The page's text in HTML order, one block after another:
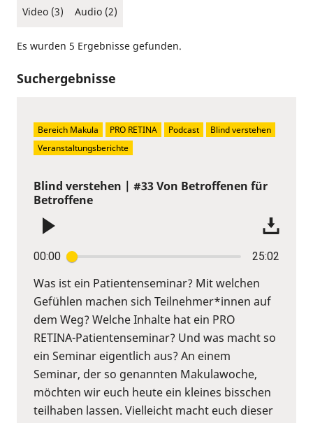
Video (3) Audio (2)
Es wurden 5 Ergebnisse gefunden.
Suchergebnisse
Blind verstehen | #33 Von Betroffenen für
Betroffene
00:00 25:02
Was ist ein Patientenseminar? Mit welchen
Gefühlen machen sich Teilnehmer*innen auf
dem Weg? Welche Inhalte hat ein PRO
RETINA-Patientenseminar? Und was macht so
ein Seminar eigentlich aus? An einem
Seminar, der so genannten Makulawoche,
möchten wir euch heute ein kleines bisschen
teilhaben lassen. Vielleicht macht euch dieser
Bereich Makula PRO RETINA Podcast
Blind verstehen
Veranstaltungsberichte